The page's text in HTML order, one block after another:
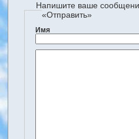
Напишите ваше
«Отправить»
Имя